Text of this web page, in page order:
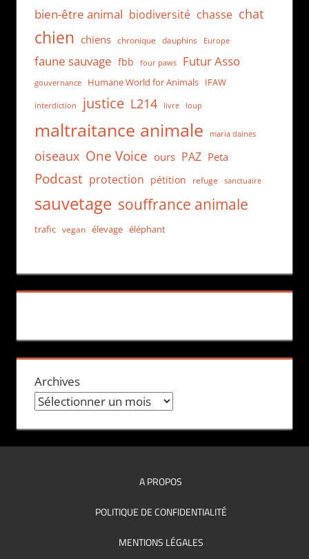
bien-être animal biodiversité chasse chat
chien chiens chronique dauphins Europe
faune sauvage fbb four paws Futur Asso
gouvernance Humane World for Animals IFAW
interdiction justice L214 livre loup
maltraitance animale maria daines
oiseaux One Voice ours PAZ Peta
Podcast protection pétition refuge sanctuaire
sauvetage souffrance animale
trafic vegan élevage éléphant
Archives
A PROPOS
POLITIQUE DE CONFIDENTIALITÉ
MENTIONS LÉGALES